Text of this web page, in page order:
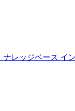
ナレッジベース イ